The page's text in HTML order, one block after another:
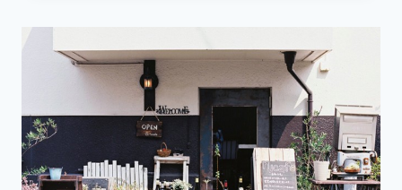
——
何
VOL.25
吉